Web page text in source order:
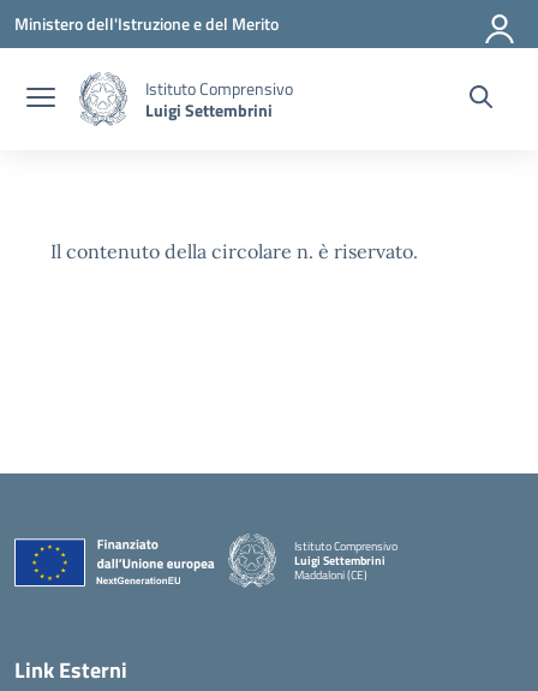
Vai ai contenuti
Vai al menu di navigazione
Vai al footer
Ministero dell'Istruzione e del Merito
Istituto Comprensivo
Luigi Settembrini
Il contenuto della circolare n. è riservato.
Istituto Comprensivo
Luigi Settembrini
Maddaloni (CE)
Link Esterni